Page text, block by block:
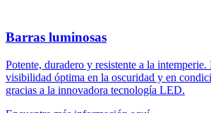
Barras luminosas
Potente, duradero y resistente a la intemperie.
visibilidad óptima en la oscuridad y en
gracias a la innovadora tecnología LED.